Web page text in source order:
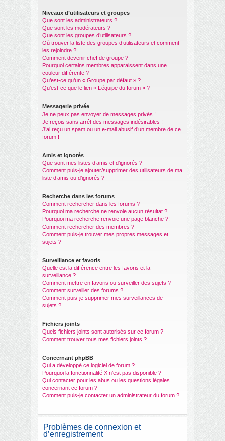
Niveaux d’utilisateurs et groupes
Que sont les administrateurs ?
Que sont les modérateurs ?
Que sont les groupes d’utilisateurs ?
Où trouver la liste des groupes d’utilisateurs et comment
les rejoindre ?
Comment devenir chef de groupe ?
Pourquoi certains membres apparaissent dans une
couleur différente ?
Qu’est-ce qu’un « Groupe par défaut » ?
Qu’est-ce que le lien « L’équipe du forum » ?
Messagerie privée
Je ne peux pas envoyer de messages privés !
Je reçois sans arrêt des messages indésirables !
J’ai reçu un spam ou un e-mail abusif d’un membre de ce
forum !
Amis et ignorés
Que sont mes listes d’amis et d’ignorés ?
Comment puis-je ajouter/supprimer des utilisateurs de ma
liste d’amis ou d’ignorés ?
Recherche dans les forums
Comment rechercher dans les forums ?
Pourquoi ma recherche ne renvoie aucun résultat ?
Pourquoi ma recherche renvoie une page blanche ?!
Comment rechercher des membres ?
Comment puis-je trouver mes propres messages et
sujets ?
Surveillance et favoris
Quelle est la différence entre les favoris et la
surveillance ?
Comment mettre en favoris ou surveiller des sujets ?
Comment surveiller des forums ?
Comment puis-je supprimer mes surveillances de
sujets ?
Fichiers joints
Quels fichiers joints sont autorisés sur ce forum ?
Comment trouver tous mes fichiers joints ?
Concernant phpBB
Qui a développé ce logiciel de forum ?
Pourquoi la fonctionnalité X n’est pas disponible ?
Qui contacter pour les abus ou les questions légales
concernant ce forum ?
Comment puis-je contacter un administrateur du forum ?
Problèmes de connexion et
d’enregistrement